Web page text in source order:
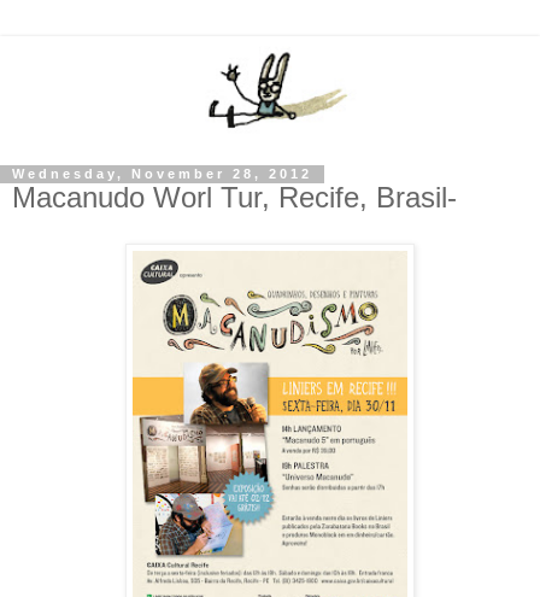
Wednesday, November 28, 2012
Macanudo Worl Tur, Recife, Brasil-